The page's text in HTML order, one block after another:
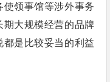
领事馆等涉外事务
期大规模经营的品牌
是比较妥当的利益